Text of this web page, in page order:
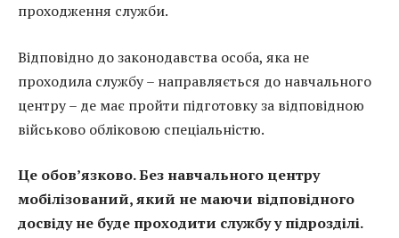
проходження служби.
Відповідно до законодавства особа, яка не
проходила службу – направляється до навчального
центру – де має пройти підготовку за відповідною
військово обліковою спеціальністю.
Це обов’язково. Без навчального центру
мобілізований, який не маючи відповідного
досвіду не буде проходити службу у підрозділі.